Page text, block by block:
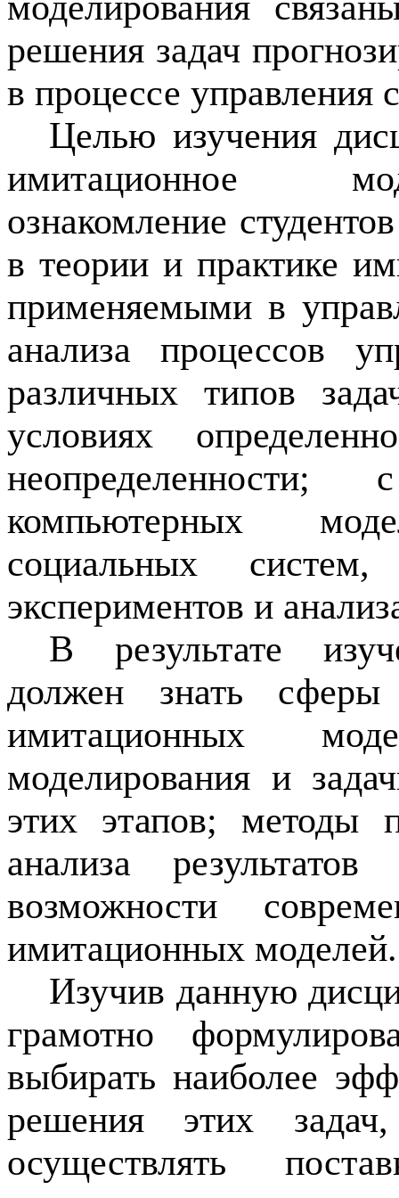
решения задач
в процессе
Целью изучения
имитационное
ознакомление
в теории и практике
применяемыми в
анализа процессов
различных типов
условиях
компьютерных
социальных
экспериментов и
В результате
должен знать сферы
имитационных
моделирования и
этих этапов; методы
анализа
возможности
имитационных моделей.
Изучив данную
грамотно
выбирать наиболее
решения этих
осуществлять